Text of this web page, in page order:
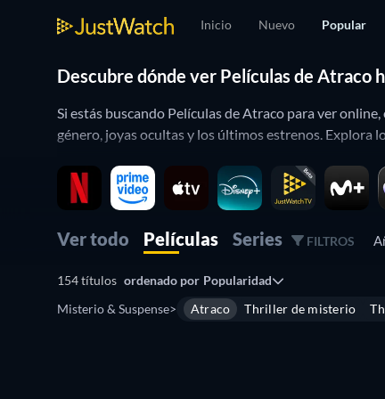
Inicio Nuevo Popular
Descubre dónde ver Películas de Atraco
Si estás buscando Películas de Atraco para ver
género, joyas ocultas y los últimos estrenos. Explora
¡Explora los mejores títulos de Atraco de todos los
Algunos de los títulos de Atraco más populares
puedes aplicar filtros por puntuación en IMDb o
Además de descubrir dónde ver grandes Películas
muchos más!) con esta guía de streaming.
Ver todo Películas Series FILTROS
154 títulos ordenado por Popularidad
Misterio & Suspense> Atraco Thriller de misterio